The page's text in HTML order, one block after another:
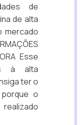
de
de alta
mercado
Esse
à alta
ter o
o